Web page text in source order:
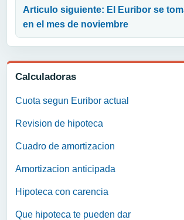
Calculadoras
Cuota segun Euribor actual
Revision de hipoteca
Cuadro de amortizacion
Amortizacion anticipada
Hipoteca con carencia
Que hipoteca te pueden dar
Articulo siguiente: El Euribor se
en el mes de noviembre